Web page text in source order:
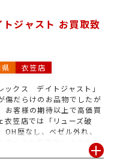
したら是非1度ジュエル
みのご来店も大歓迎です！
ジャスト お買取致
衣笠店
ックス デイトジャスト」
傷だらけのお品物でしたが
お客様の期待以上で高価買
衣笠店では「リューズ破
歴なし、ベゼル外れ、
喜んでお買取致します◎20
迎です！気になるロレック